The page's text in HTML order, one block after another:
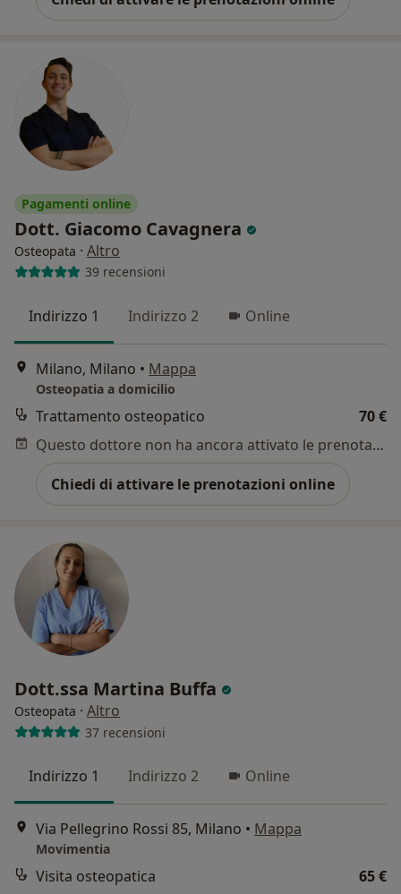
Pagamenti online
Dott. Giacomo Cavagnera
Osteopata · Altro
39 recensioni
Indirizzo 1 Indirizzo 2 Online
Milano, Milano • Mappa
Osteopatia a domicilio
Trattamento osteopatico
70 €
Questo dottore non ha ancora attivato le prenotazioni online presso questo indirizzo.
Chiedi di attivare le prenotazioni online
Dott.ssa Martina Buffa
Osteopata · Altro
37 recensioni
Indirizzo 1 Indirizzo 2 Online
Via Pellegrino Rossi 85, Milano • Mappa
Movimentia
Visita osteopatica
65 €